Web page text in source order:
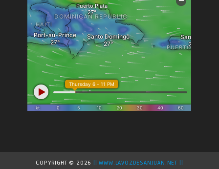
COPYRIGHT © 2026 || WWW.LAVOZDESANJUAN.NET ||